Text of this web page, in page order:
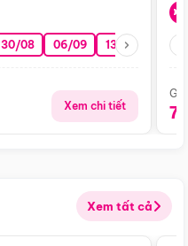
30/08 06/09 13/09 20/09
Xem chi tiết
Xem tất cả
Điểm nổi bật